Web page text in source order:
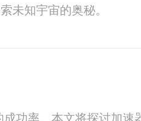
未知宇宙的奥秘。
功率。本文将探讨加速